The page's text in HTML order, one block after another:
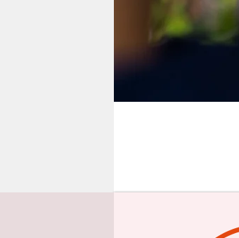
fragen & hilfe
unterstützen
genossenschaft